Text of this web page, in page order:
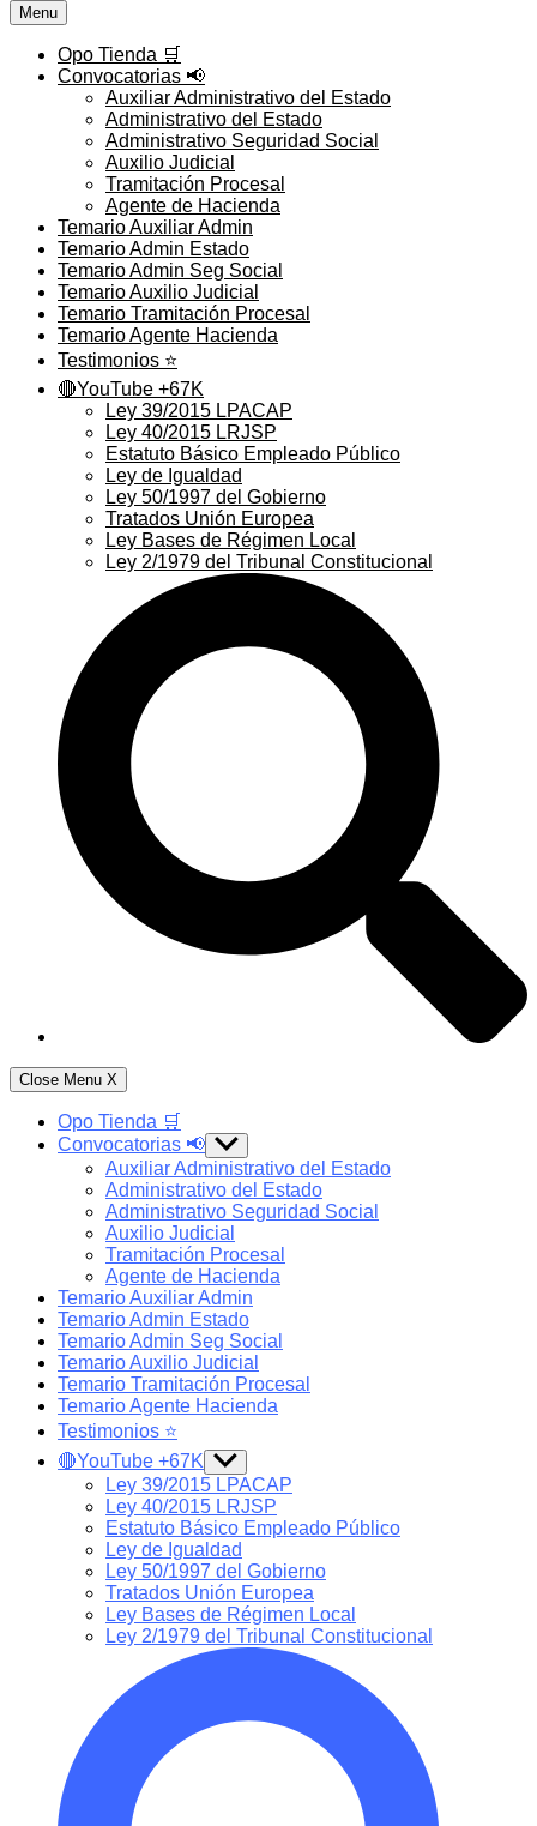
Menu
Opo Tienda 🛒
Convocatorias 📢
Auxiliar Administrativo del Estado
Administrativo del Estado
Administrativo Seguridad Social
Auxilio Judicial
Tramitación Procesal
Agente de Hacienda
Temario Auxiliar Admin
Temario Admin Estado
Temario Admin Seg Social
Temario Auxilio Judicial
Temario Tramitación Procesal
Temario Agente Hacienda
Testimonios ⭐️
🔴YouTube +67K
Ley 39/2015 LPACAP
Ley 40/2015 LRJSP
Estatuto Básico Empleado Público
Ley de Igualdad
Ley 50/1997 del Gobierno
Tratados Unión Europea
Ley Bases de Régimen Local
Ley 2/1979 del Tribunal Constitucional
Close Menu X
Opo Tienda 🛒
Convocatorias 📢 Show
sub
menu
Auxiliar Administrativo del Estado
Administrativo del Estado
Administrativo Seguridad Social
Auxilio Judicial
Tramitación Procesal
Agente de Hacienda
Temario Auxiliar Admin
Temario Admin Estado
Temario Admin Seg Social
Temario Auxilio Judicial
Temario Tramitación Procesal
Temario Agente Hacienda
Testimonios ⭐️
🔴YouTube +67K Show
sub
menu
Ley 39/2015 LPACAP
Ley 40/2015 LRJSP
Estatuto Básico Empleado Público
Ley de Igualdad
Ley 50/1997 del Gobierno
Tratados Unión Europea
Ley Bases de Régimen Local
Ley 2/1979 del Tribunal Constitucional